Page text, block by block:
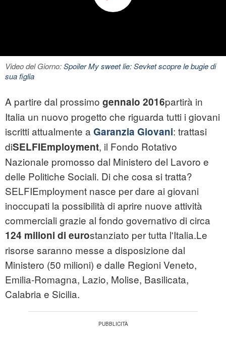
Video del Giorno:Spoiler My sweet lie: Sevket scopre le bugie di
sua figlia
A partire dal prossimo gennaio 2016partirà in
Italia un nuovo progetto che riguarda tutti i giovani
iscritti attualmente a Garanzia Giovani: trattasi
diSELFIEmployment, il Fondo Rotativo
Nazionale promosso dal Ministero del Lavoro e
delle Politiche Sociali. Di che cosa si tratta?
SELFIEmployment nasce per dare ai giovani
inoccupati la possibilità di aprire nuove attività
commerciali grazie al fondo governativo di circa
124 milioni di eurostanziato per tutta l'Italia.Le
risorse saranno messe a disposizione dal
Ministero (50 milioni) e dalle Regioni Veneto,
Emilia-Romagna, Lazio, Molise, Basilicata,
Calabria e Sicilia.